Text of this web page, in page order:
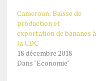
Cameroun: Baisse de
production et
exportation de bananes à
la CDC
18 décembre 2018
Dans "Economie"